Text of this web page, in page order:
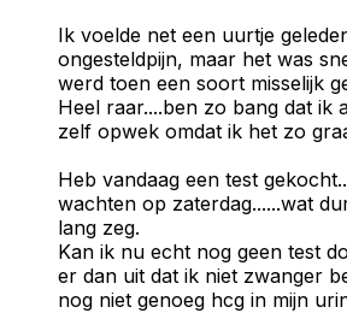
Ik voelde net een uurtje
ongesteldpijn, maar het was
werd toen een soort misselijk
Heel raar....ben zo bang dat ik
zelf opwek omdat ik het zo
Heb vandaag een test
wachten op zaterdag......wat
lang zeg.
Kan ik nu echt nog geen test
er dan uit dat ik niet zwanger
nog niet genoeg hcg in mijn